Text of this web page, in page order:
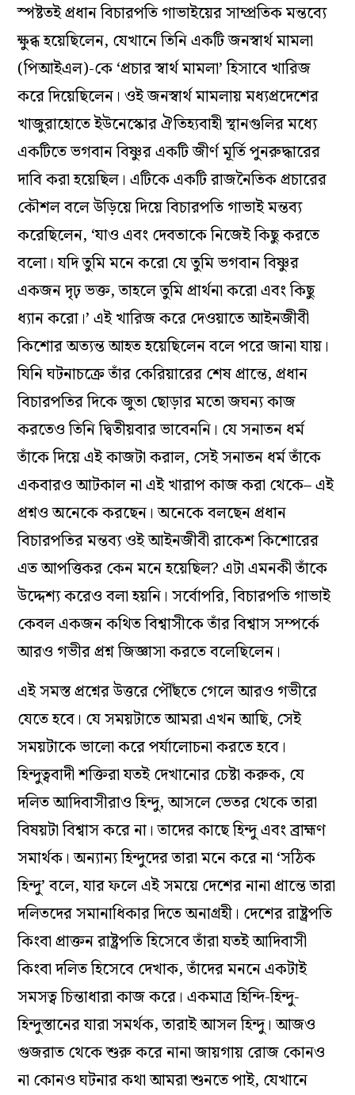
স্পষ্টতই প্রধান বিচারপতি গাভাইয়ের সাম্প্রতিক মন্তব্যে
ক্ষুব্ধ হয়েছিলেন, যেখানে তিনি একটি জনস্বার্থ মামলা
(পিআইএল)-কে ‘প্রচার স্বার্থ মামলা’ হিসাবে খারিজ
করে দিয়েছিলেন। ওই জনস্বার্থ মামলায় মধ্যপ্রদেশের
খাজুরাহোতে ইউনেস্কোর ঐতিহ্যবাহী স্থানগুলির মধ্যে
একটিতে ভগবান বিষ্ণুর একটি জীর্ণ মূর্তি পুনরুদ্ধারের
দাবি করা হয়েছিল। এটিকে একটি রাজনৈতিক প্রচারের
কৌশল বলে উড়িয়ে দিয়ে বিচারপতি গাভাই মন্তব্য
করেছিলেন, ‘যাও এবং দেবতাকে নিজেই কিছু করতে
বলো। যদি তুমি মনে করো যে তুমি ভগবান বিষ্ণুর
একজন দৃঢ় ভক্ত, তাহলে তুমি প্রার্থনা করো এবং কিছু
ধ্যান করো।’ এই খারিজ করে দেওয়াতে আইনজীবী
কিশোর অত্যন্ত আহত হয়েছিলেন বলে পরে জানা যায়।
যিনি ঘটনাচক্রে তাঁর কেরিয়ারের শেষ প্রান্তে, প্রধান
বিচারপতির দিকে জুতা ছোড়ার মতো জঘন্য কাজ
করতেও তিনি দ্বিতীয়বার ভাবেননি। যে সনাতন ধর্ম
তাঁকে দিয়ে এই কাজটা করাল, সেই সনাতন ধর্ম তাঁকে
একবারও আটকাল না এই খারাপ কাজ করা থেকে– এই
প্রশ্নও অনেকে করছেন। অনেকে বলছেন প্রধান
বিচারপতির মন্তব্য ওই আইনজীবী রাকেশ কিশোরের
এত আপত্তিকর কেন মনে হয়েছিল? এটা এমনকী তাঁকে
উদ্দেশ্য করেও বলা হয়নি। সর্বোপরি, বিচারপতি গাভাই
কেবল একজন কথিত বিশ্বাসীকে তাঁর বিশ্বাস সম্পর্কে
আরও গভীর প্রশ্ন জিজ্ঞাসা করতে বলেছিলেন।
এই সমস্ত প্রশ্নের উত্তরে পৌঁছতে গেলে আরও গভীরে
যেতে হবে। যে সময়টাতে আমরা এখন আছি, সেই
সময়টাকে ভালো করে পর্যালোচনা করতে হবে।
হিন্দুত্ববাদী শক্তিরা যতই দেখানোর চেষ্টা করুক, যে
দলিত আদিবাসীরাও হিন্দু, আসলে ভেতর থেকে তারা
বিষয়টা বিশ্বাস করে না। তাদের কাছে হিন্দু এবং ব্রাহ্মণ
সমার্থক। অন্যান্য হিন্দুদের তারা মনে করে না ‘সঠিক
হিন্দু’ বলে, যার ফলে এই সময়ে দেশের নানা প্রান্তে তারা
দলিতদের সমানাধিকার দিতে অনাগ্রহী। দেশের রাষ্ট্রপতি
কিংবা প্রাক্তন রাষ্ট্রপতি হিসেবে তাঁরা যতই আদিবাসী
কিংবা দলিত হিসেবে দেখাক, তাঁদের মননে একটাই
সমসত্ব চিন্তাধারা কাজ করে। একমাত্র হিন্দি-হিন্দু-
হিন্দুস্তানের যারা সমর্থক, তারাই আসল হিন্দু। আজও
গুজরাত থেকে শুরু করে নানা জায়গায় রোজ কোনও
না কোনও ঘটনার কথা আমরা শুনতে পাই, যেখানে